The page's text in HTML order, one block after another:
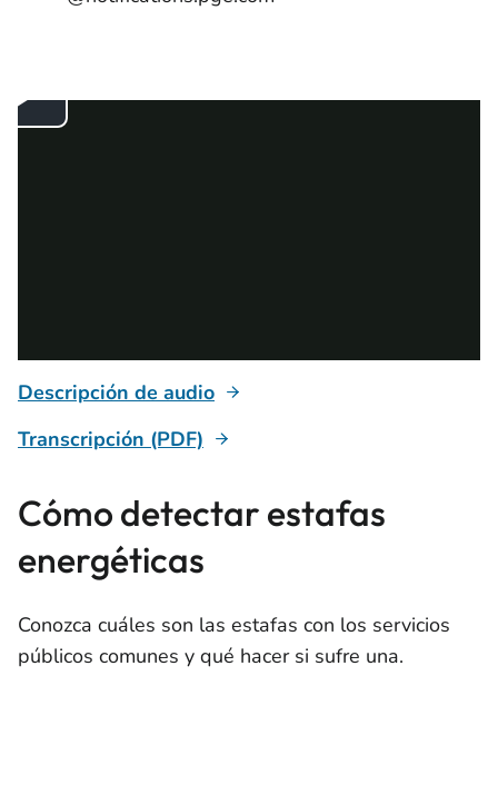
Descripción de audio
Transcripción (PDF)
Cómo detectar estafas
energéticas
Conozca cuáles son las estafas con los servicios
públicos comunes y qué hacer si sufre una.